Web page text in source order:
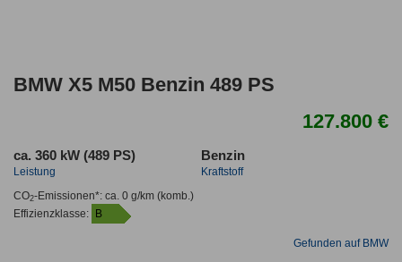
BMW X5 M50 Benzin 489 PS
127.800 €
ca. 360 kW (489 PS)
Leistung
Benzin
Kraftstoff
CO2-Emissionen*: ca. 0 g/km(komb.)
Effizienzklasse: B
Gefunden auf BMW